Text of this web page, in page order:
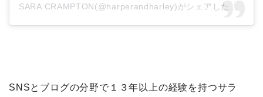
SNSとブログの分野で１３年以上の経験を持つサラ